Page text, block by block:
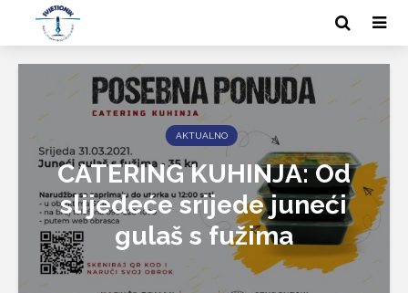
AKTUALNO
CATERING KUHINJA: Od
slijedeće srijede juneći
gulaš s fužima